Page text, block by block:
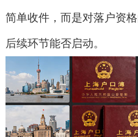
简单收件，而是对落户资
后续环节能否启动。